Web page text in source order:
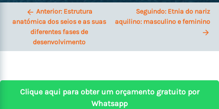
Anterior: Estrutura
anatómica dos seios e as suas
diferentes fases de
desenvolvimento
Seguindo: Etnia do nariz
aquilino: masculino e feminino
Clique aqui para obter um orçamento gratuito por
Whatsapp